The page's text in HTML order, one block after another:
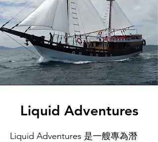
Liquid Adventures
Liquid Adventures 是一艘專為潛